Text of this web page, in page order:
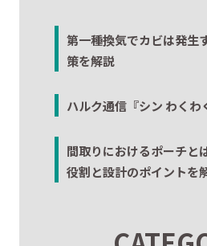
第一種換気でカビは発生
策を解説
ハルク通信『シン わくわ
間取りにおけるポーチと
役割と設計のポイントを